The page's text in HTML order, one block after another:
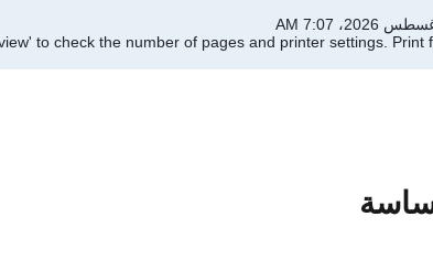
to check the number of pages and printer settings. Print